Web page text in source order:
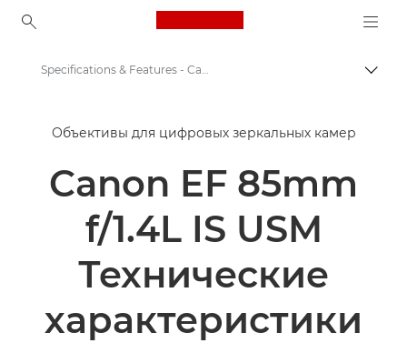
Canon Logo, back to
Объективы для камер Canon
Canon EF 85mm f/1.4L IS USM - Lenses - Camera & Photo lenses
Specifications & Features - Canon EF 85mm f/1.4L IS USM Lens
Объективы для цифровых зеркальных камер
Canon EF 85mm
f/1.4L IS USM
Технические
характеристики